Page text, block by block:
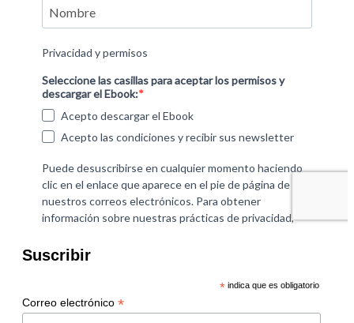
Suscribir
* indica que es obligatorio
Correo electrónico *